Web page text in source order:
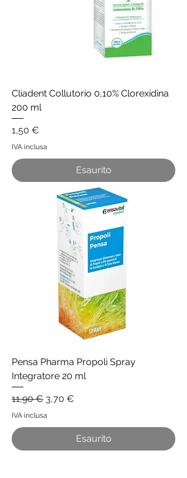
Cliadent Collutorio 0,10% Clorexidina
200 ml
Prezzo
1,50 €
IVA inclusa
Esaurito
Pensa Pharma Propoli Spray
Integratore 20 ml
Prezzo regolare
11,90 € Prezzo scontato
3,70 €
IVA inclusa
Esaurito